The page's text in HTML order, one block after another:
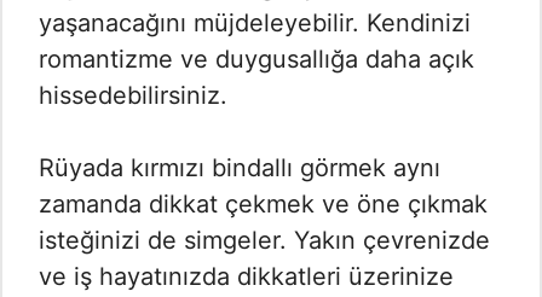
yaşanacağını müjdeleyebilir. Kendinizi
romantizme ve duygusallığa daha açık
hissedebilirsiniz.
Rüyada kırmızı bindallı görmek aynı
zamanda dikkat çekmek ve öne çıkmak
isteğinizi de simgeler. Yakın çevrenizde
ve iş hayatınızda dikkatleri üzerinize